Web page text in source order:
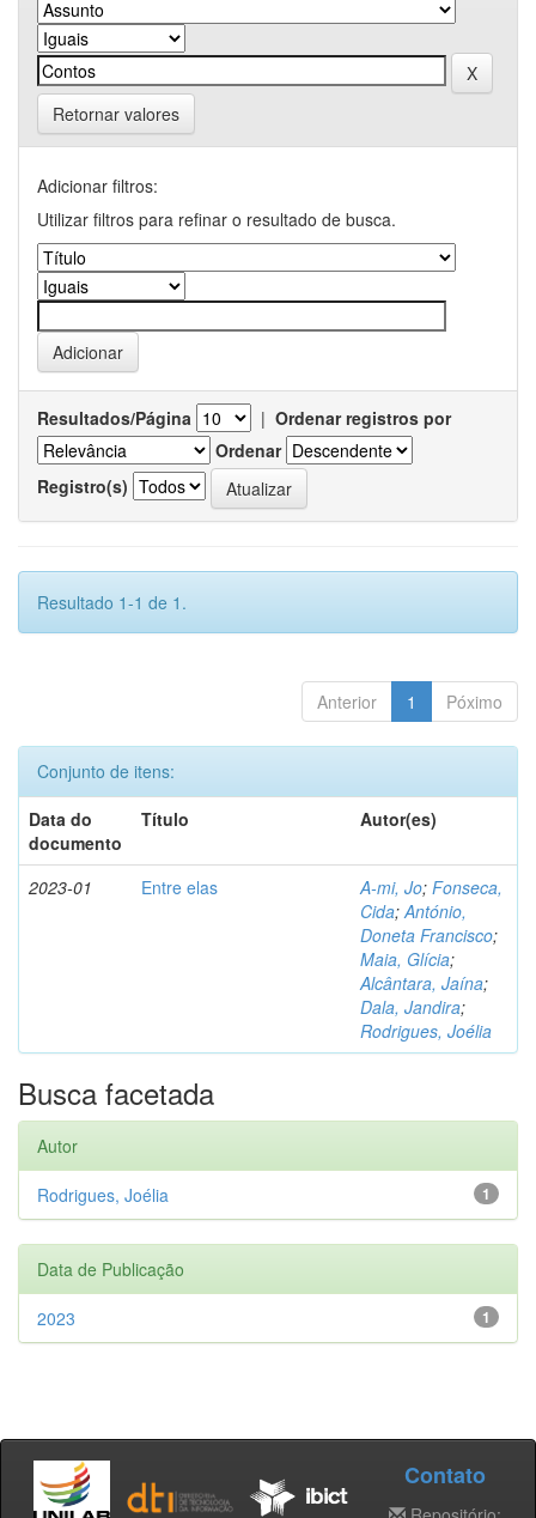
Retornar valores
Adicionar filtros:
Utilizar filtros para refinar o resultado de busca.
Resultados/Página | Ordenar registros por
Ordenar
Registro(s)
Resultado 1-1 de 1.
Anterior 1 Póximo
Conjunto de itens:
Data do
documento
Título Autor(es)
2023-01 Entre elas A-mi, Jo; Fonseca,
Cida;António,
Doneta Francisco;
Maia, Glícia;
Alcântara, Jaína;
Dala, Jandira;
Rodrigues, Joélia
Busca facetada
Autor
1
Rodrigues, Joélia
Data de Publicação
1
2023
Contato